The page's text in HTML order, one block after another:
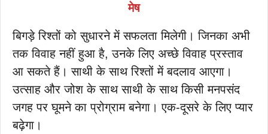
मेष
बिगड़े रिश्तों को सुधारने में सफलता मिलेगी। जिनका अभी
तक विवाह नहीं हुआ है, उनके लिए अच्छे विवाह प्रस्ताव
आ सकते हैं। साथी के साथ रिश्तों में बदलाव आएगा।
उत्साह और जोश के साथ साथी के साथ किसी मनपसंद
जगह पर घूमने का प्रोग्राम बनेगा। एक-दूसरे के लिए प्यार
बढ़ेगा।